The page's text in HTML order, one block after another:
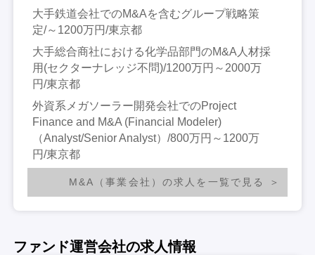
大手鉄道会社でのM&Aを含むグループ戦略策
定/～1200万円/東京都
大手総合商社における化学品部門のM&A人材採
用(セクターナレッジ不問)/1200万円～2000万
円/東京都
外資系メガソーラー開発会社でのProject
Finance and M&A (Financial Modeler)
（Analyst/Senior Analyst）/800万円～1200万
円/東京都
M&A（事業会社）の求人を一覧で見る
ファンド運営会社の求人情報